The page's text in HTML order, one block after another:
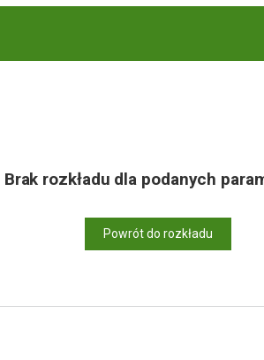
Brak rozkładu dla podanych
Powrót do rozkładu